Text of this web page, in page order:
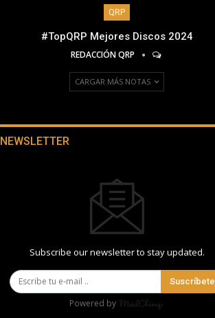
QRP
#TopQRP Mejores Discos 2024
REDACCIÓN QRP
CARGAR MÁS NOTAS
NEWSLETTER
Subscribe our newsletter to stay updated.
Suscríbete
Powered by